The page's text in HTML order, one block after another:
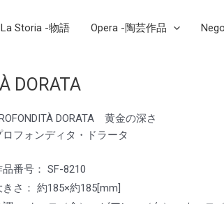
La Storia -物語 Opera -陶芸作品
DORATA
DORATA 黄金の深さ
ロフォンディタ・ドラータ
品番号： SF-8210
きさ： 約185×約185[mm]